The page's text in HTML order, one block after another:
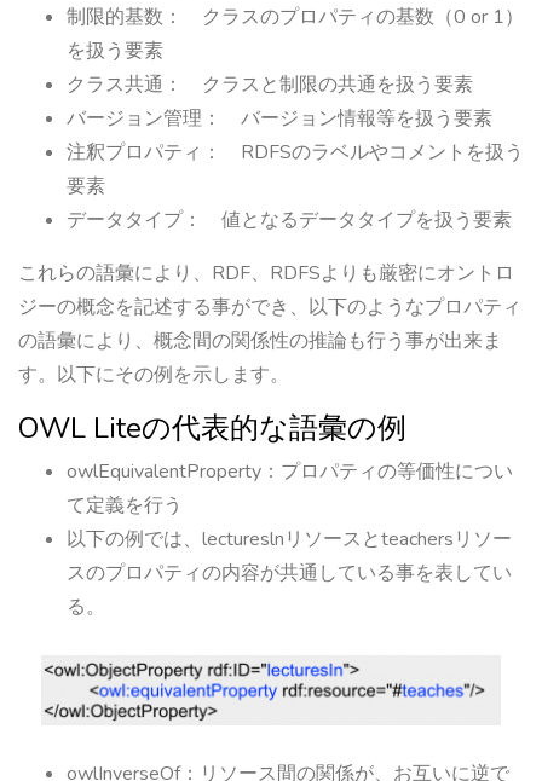
制限的基数： クラスのプロパティの基数（0 or 1）
を扱う要素
クラス共通： クラスと制限の共通を扱う要素
バージョン管理： バージョン情報等を扱う要素
注釈プロパティ： RDFSのラベルやコメントを扱う
要素
データタイプ： 値となるデータタイプを扱う要素
これらの語彙により、RDF、RDFSよりも厳密にオントロ
ジーの概念を記述する事ができ、以下のようなプロパティ
の語彙により、概念間の関係性の推論も行う事が出来ま
す。以下にその例を示します。
OWL Liteの代表的な語彙の例
owlEquivalentProperty：プロパティの等価性につい
て定義を行う
以下の例では、lectureslnリソースとteachersリソー
スのプロパティの内容が共通している事を表してい
る。
owlInverseOf：リソース間の関係が、お互いに逆で